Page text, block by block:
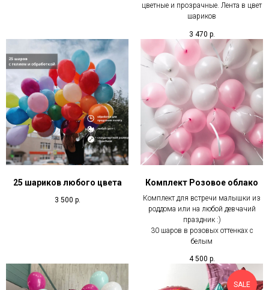
цветные и прозрачные. Лента в цвет
шариков
3 470 р.
25 шариков любого цвета
3 500 р.
Комплект Розовое облако
Комплект для встречи малышки из
роддома или на любой девчачий
праздник :)
30 шаров в розовых оттенках с
белым
4 500 р.
SALE